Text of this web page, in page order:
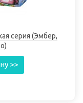
серия (Эмбер,
>>